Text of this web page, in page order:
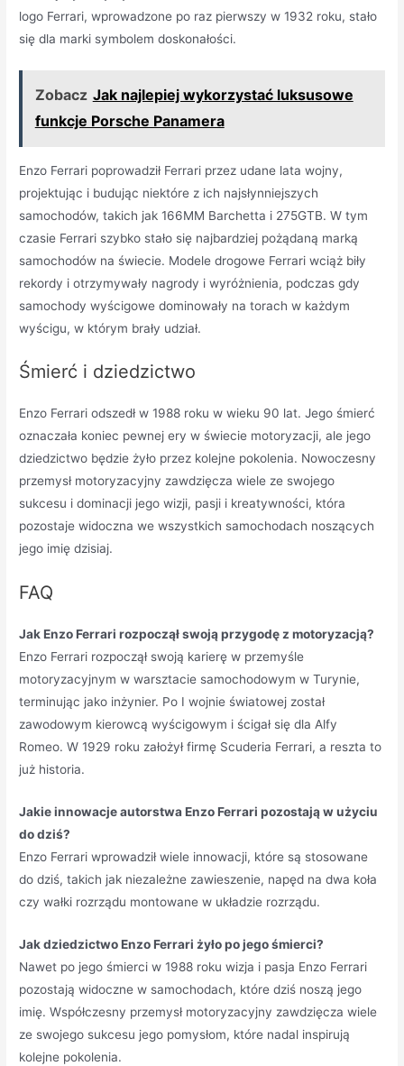
logo Ferrari, wprowadzone po raz pierwszy w 1932 roku, stało
się dla marki symbolem doskonałości.
Zobacz Jak najlepiej wykorzystać luksusowe
funkcje Porsche Panamera
Enzo Ferrari poprowadził Ferrari przez udane lata wojny,
projektując i budując niektóre z ich najsłynniejszych
samochodów, takich jak 166MM Barchetta i 275GTB. W tym
czasie Ferrari szybko stało się najbardziej pożądaną marką
samochodów na świecie. Modele drogowe Ferrari wciąż biły
rekordy i otrzymywały nagrody i wyróżnienia, podczas gdy
samochody wyścigowe dominowały na torach w każdym
wyścigu, w którym brały udział.
Śmierć i dziedzictwo
Enzo Ferrari odszedł w 1988 roku w wieku 90 lat. Jego śmierć
oznaczała koniec pewnej ery w świecie motoryzacji, ale jego
dziedzictwo będzie żyło przez kolejne pokolenia. Nowoczesny
przemysł motoryzacyjny zawdzięcza wiele ze swojego
sukcesu i dominacji jego wizji, pasji i kreatywności, która
pozostaje widoczna we wszystkich samochodach noszących
jego imię dzisiaj.
FAQ
Jak Enzo Ferrari rozpoczął swoją przygodę z motoryzacją?
Enzo Ferrari rozpoczął swoją karierę w przemyśle
motoryzacyjnym w warsztacie samochodowym w Turynie,
terminując jako inżynier. Po I wojnie światowej został
zawodowym kierowcą wyścigowym i ścigał się dla Alfy
Romeo. W 1929 roku założył firmę Scuderia Ferrari, a reszta to
już historia.
Jakie innowacje autorstwa Enzo Ferrari pozostają w użyciu
do dziś?
Enzo Ferrari wprowadził wiele innowacji, które są stosowane
do dziś, takich jak niezależne zawieszenie, napęd na dwa koła
czy wałki rozrządu montowane w układzie rozrządu.
Jak dziedzictwo Enzo Ferrari żyło po jego śmierci?
Nawet po jego śmierci w 1988 roku wizja i pasja Enzo Ferrari
pozostają widoczne w samochodach, które dziś noszą jego
imię. Współczesny przemysł motoryzacyjny zawdzięcza wiele
ze swojego sukcesu jego pomysłom, które nadal inspirują
kolejne pokolenia.